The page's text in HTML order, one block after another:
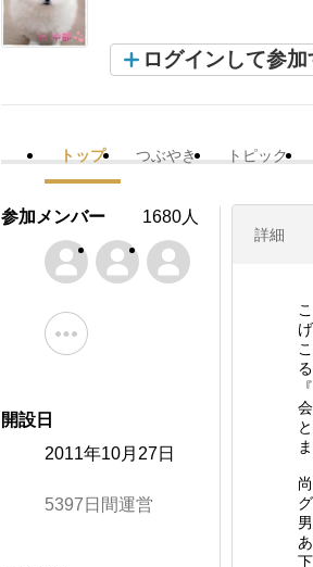
ログインして参加
トップ つぶやき トピック
詳細
参加メンバー 1680人
開設日
2011年10月27日
5397日間運営